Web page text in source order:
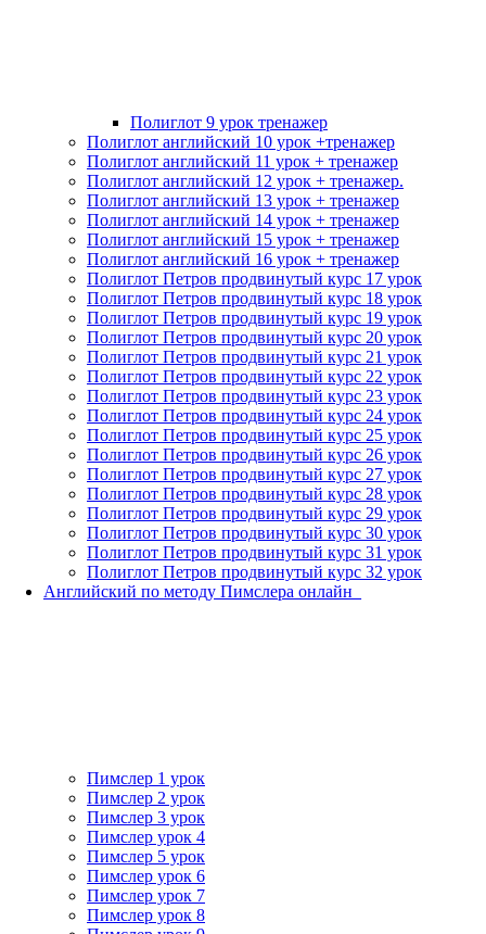
Полиглот 9 урок тренажер
Полиглот английский 10 урок +тренажер
Полиглот английский 11 урок + тренажер
Полиглот английский 12 урок + тренажер.
Полиглот английский 13 урок + тренажер
Полиглот английский 14 урок + тренажер
Полиглот английский 15 урок + тренажер
Полиглот английский 16 урок + тренажер
Полиглот Петров продвинутый курс 17 урок
Полиглот Петров продвинутый курс 18 урок
Полиглот Петров продвинутый курс 19 урок
Полиглот Петров продвинутый курс 20 урок
Полиглот Петров продвинутый курс 21 урок
Полиглот Петров продвинутый курс 22 урок
Полиглот Петров продвинутый курс 23 урок
Полиглот Петров продвинутый курс 24 урок
Полиглот Петров продвинутый курс 25 урок
Полиглот Петров продвинутый курс 26 урок
Полиглот Петров продвинутый курс 27 урок
Полиглот Петров продвинутый курс 28 урок
Полиглот Петров продвинутый курс 29 урок
Полиглот Петров продвинутый курс 30 урок
Полиглот Петров продвинутый курс 31 урок
Полиглот Петров продвинутый курс 32 урок
Английский по методу Пимслера онлайн_
Пимслер 1 урок
Пимслер 2 урок
Пимслер 3 урок
Пимслер урок 4
Пимслер 5 урок
Пимслер урок 6
Пимслер урок 7
Пимслер урок 8